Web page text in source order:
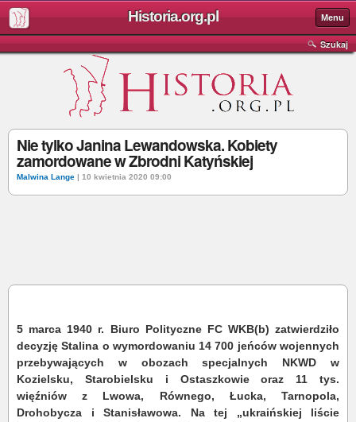
Historia.org.pl Menu
Szukaj
Nie tylko Janina Lewandowska. Kobiety
zamordowane w Zbrodni Katyńskiej
Malwina Lange | 10 kwietnia 2020 09:00
5 marca 1940 r. Biuro Polityczne FC WKB(b) zatwierdziło
decyzję Stalina o wymordowaniu 14 700 jeńców wojennych
przebywających w obozach specjalnych NKWD w
Kozielsku, Starobielsku i Ostaszkowie oraz 11 tys.
więźniów z Lwowa, Równego, Łucka, Tarnopola,
Drohobycza i Stanisławowa. Na tej „ukraińskiej liście